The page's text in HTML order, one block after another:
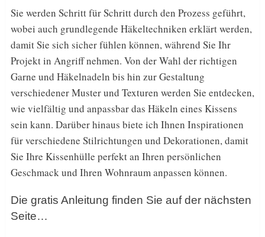
Sie werden Schritt für Schritt durch den Prozess geführt,
wobei auch grundlegende Häkeltechniken erklärt werden,
damit Sie sich sicher fühlen können, während Sie Ihr
Projekt in Angriff nehmen. Von der Wahl der richtigen
Garne und Häkelnadeln bis hin zur Gestaltung
verschiedener Muster und Texturen werden Sie entdecken,
wie vielfältig und anpassbar das Häkeln eines Kissens
sein kann. Darüber hinaus biete ich Ihnen Inspirationen
für verschiedene Stilrichtungen und Dekorationen, damit
Sie Ihre Kissenhülle perfekt an Ihren persönlichen
Geschmack und Ihren Wohnraum anpassen können.
Die gratis Anleitung finden Sie auf der nächsten
Seite…